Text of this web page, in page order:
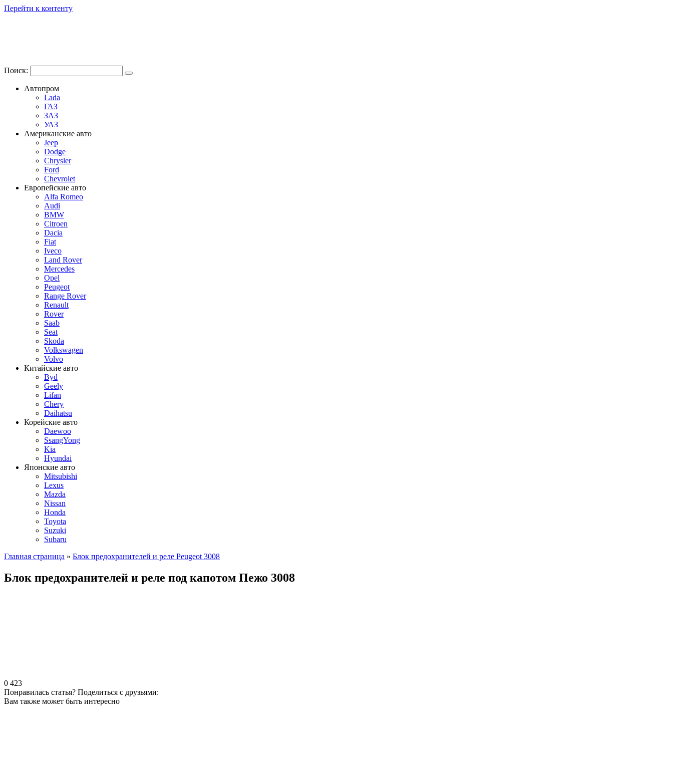
Перейти к контенту
Поиск:
Автопром
Lada
ГАЗ
ЗАЗ
УАЗ
Американские авто
Jeep
Dodge
Chrysler
Ford
Chevrolet
Европейские авто
Alfa Romeo
Audi
BMW
Citroen
Dacia
Fiat
Iveco
Land Rover
Mercedes
Opel
Peugeot
Range Rover
Renault
Rover
Saab
Seat
Skoda
Volkswagen
Volvo
Китайские авто
Byd
Geely
Lifan
Chery
Daihatsu
Корейские авто
Daewoo
SsangYong
Kia
Hyundai
Японские авто
Mitsubishi
Lexus
Mazda
Nissan
Honda
Toyota
Suzuki
Subaru
Главная страница » Блок предохранителей и реле Peugeot 3008
Блок предохранителей и реле под капотом Пежо 3008
0 423
Понравилась статья? Поделиться с друзьями:
Вам также может быть интересно